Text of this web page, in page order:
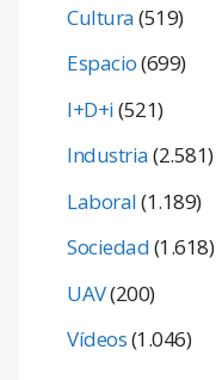
Cultura(519)
Espacio(699)
I+D+i(521)
Industria(2.581)
Laboral(1.189)
Sociedad(1.618)
UAV(200)
Vídeos(1.046)